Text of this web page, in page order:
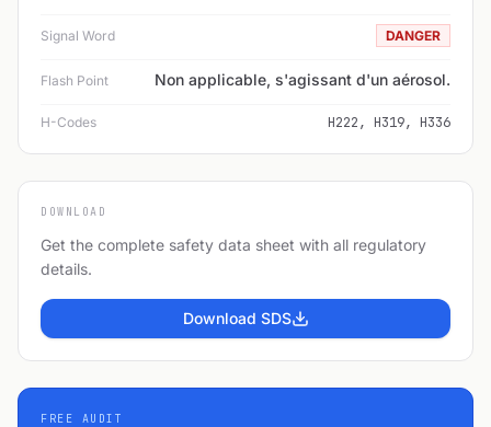
Signal Word DANGER
Flash Point Non applicable, s'agissant d'un aérosol.
H-Codes H222, H319, H336
DOWNLOAD
Get the complete safety data sheet with all regulatory
details.
Download SDS
FREE AUDIT